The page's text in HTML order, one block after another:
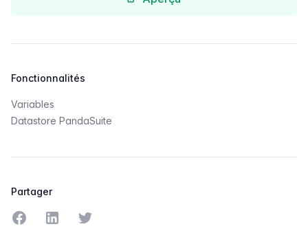
Fonctionnalités
Variables
Datastore PandaSuite
Partager
Partager sur Facebook
Partager sur LinkedIn
Partager sur Twitter